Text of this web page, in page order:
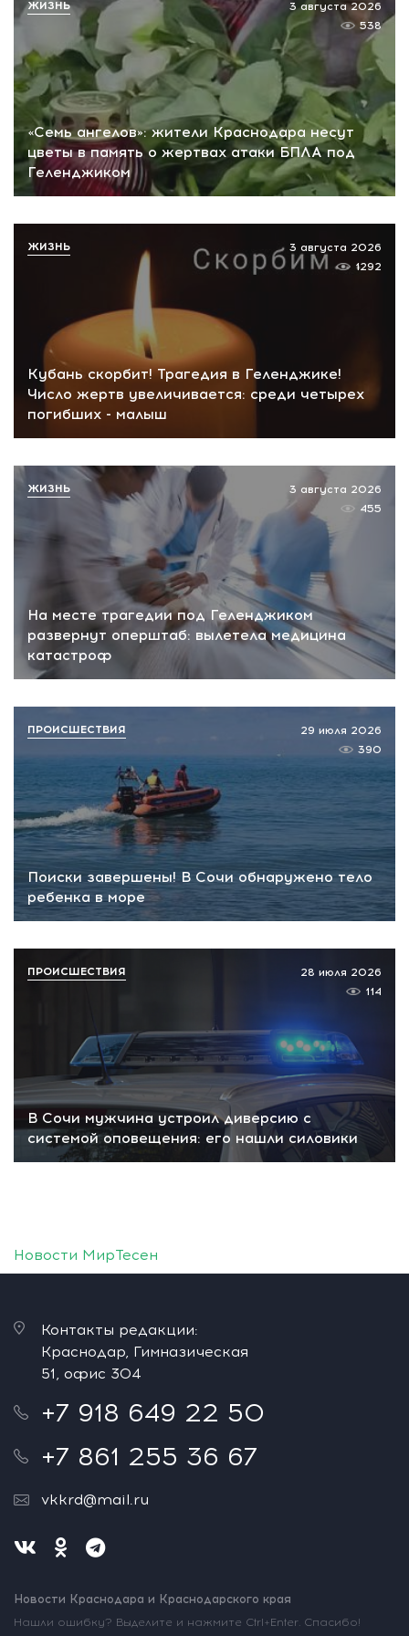
«Семь ангелов»: жители Краснодара несут
цветы в память о жертвах атаки БПЛА под
Геленджиком
3 августа 2026
538
ЖИЗНЬ
Кубань скорбит! Трагедия в Геленджике!
Число жертв увеличивается: среди четырех
погибших - малыш
3 августа 2026
1292
ЖИЗНЬ
На месте трагедии под Геленджиком
развернут оперштаб: вылетела медицина
катастроф
3 августа 2026
455
ЖИЗНЬ
Поиски завершены! В Сочи обнаружено тело
ребенка в море
29 июля 2026
390
ПРОИСШЕСТВИЯ
В Сочи мужчина устроил диверсию с
системой оповещения: его нашли силовики
28 июля 2026
114
ПРОИСШЕСТВИЯ
Новости МирТесен
Контакты редакции:
Краснодар, Гимназическая
51, офис 304
+7 918 649 22 50
+7 861 255 36 67
vkkrd@mail.ru
Новости Краснодара и Краснодарского края
Нашли ошибку? Выделите и нажмите Ctrl+Enter. Спасибо!